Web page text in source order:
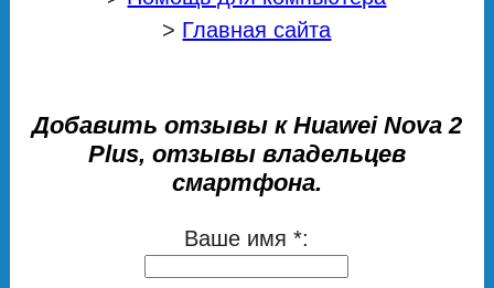
> Главная сайта
Добавить отзывы к Huawei Nova 2
Plus, отзывы владельцев
смартфона.
Ваше имя *: